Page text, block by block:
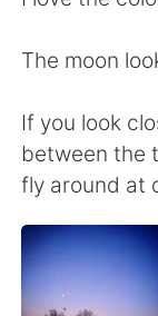
日本語
Русский
Indonesia
Türkçe
Português
The moon
If you look
between the
fly around at